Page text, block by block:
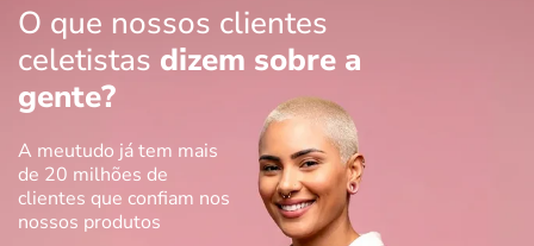
O que nossos clientes
celetistas dizem sobre a
gente?
A meutudo já tem mais
de 20 milhões de
clientes que confiam nos
nossos produtos